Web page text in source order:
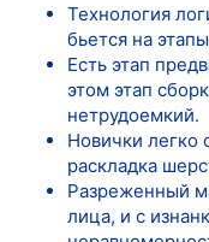
Технология
бьется на
Есть этап
этом этап
нетрудоемкий.
Новички легко
раскладка
Разреженный
лица, и с